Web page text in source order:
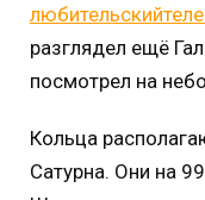
любительский
разглядел ещё
посмотрел на
Кольца
Сатурна. Они на